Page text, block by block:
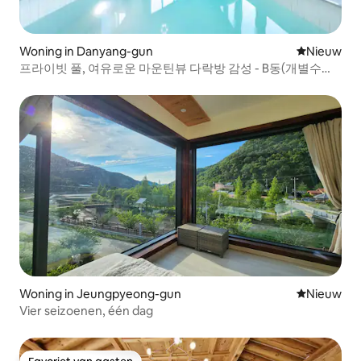
Woning in Danyang-gun Nieuwe
Nieuw
프라이빗 풀, 여유로운 마운틴뷰 다락방 감성 - B동(개별수영
Woning in Jeungpyeong-gun Nieuwe
Nieuw
Vier seizoenen, één dag